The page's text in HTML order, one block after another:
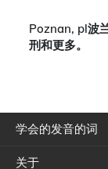
Poznan, pl波
刑和更多。
学会的发音的词
关于